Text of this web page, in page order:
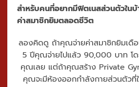
สำหรับคนที่อยากมีฟิตเนสส่วนตัวในบ้
ค่าสมาชิกยิมตลอดชีวิต
ลองคิดดู ถ้าคุณจ่ายค่าสมาชิกยิมเดือ
5 ปีคุณจ่ายไปแล้ว 90,000 บาท โ
คุณเลย แต่ถ้าคุณสร้าง Private
คุณจะมีห้องออกกำลังกายส่วนตัวที่